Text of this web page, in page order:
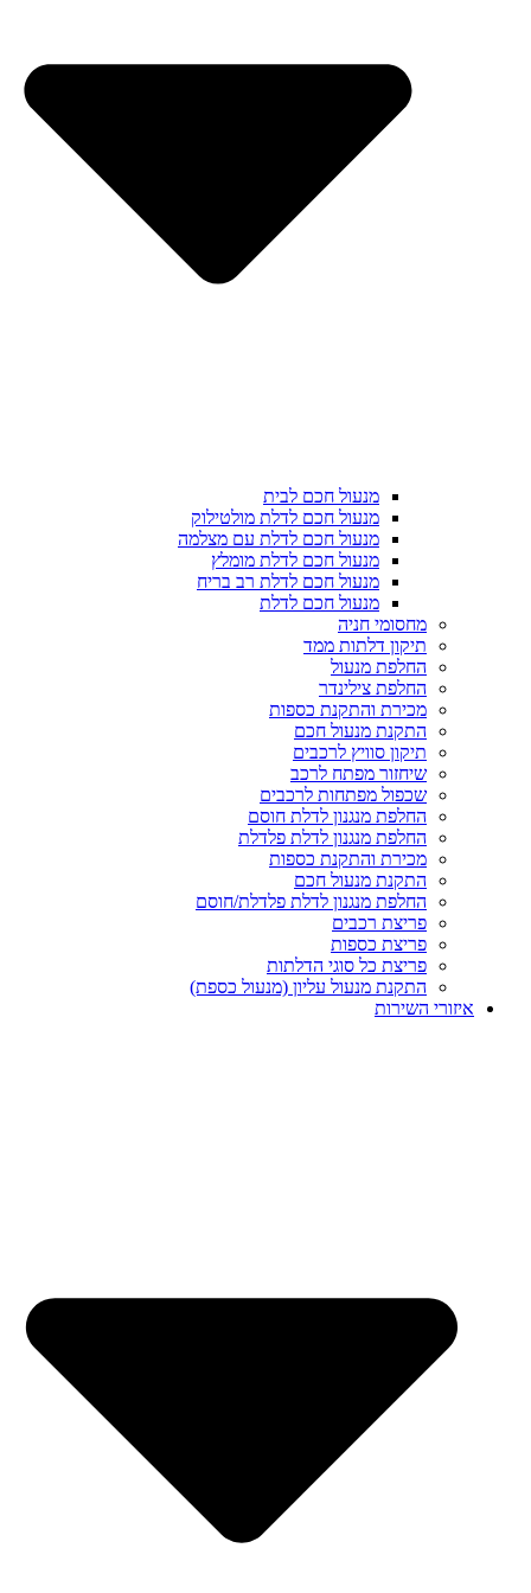
מנעול חכם לבית
מנעול חכם לדלת מולטילוק
מנעול חכם לדלת עם מצלמה
מנעול חכם לדלת מומלץ
מנעול חכם לדלת רב בריח
מנעול חכם לדלת
מחסומי חניה
תיקון דלתות ממד
החלפת מנעול
החלפת צילינדר
מכירת והתקנת כספות
התקנת מנעול חכם
תיקון סוויץ לרכבים
שיחזור מפתח לרכב
שכפול מפתחות לרכבים
החלפת מנגנון לדלת חוסם
החלפת מנגנון לדלת פלדלת
מכירת והתקנת כספות
התקנת מנעול חכם
החלפת מנגנון לדלת פלדלת/חוסם
פריצת רכבים
פריצת כספות
פריצת כל סוגי הדלתות
התקנת מנעול עליון (מנעול כספת)
איזורי השירות